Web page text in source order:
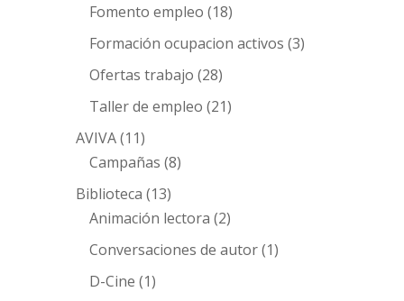
Fomento empleo (18)
Formación ocupacion activos (3)
Ofertas trabajo (28)
Taller de empleo (21)
AVIVA(11)
Campañas (8)
Biblioteca (13)
Animación lectora (2)
Conversaciones de autor(1)
D-Cine (1)